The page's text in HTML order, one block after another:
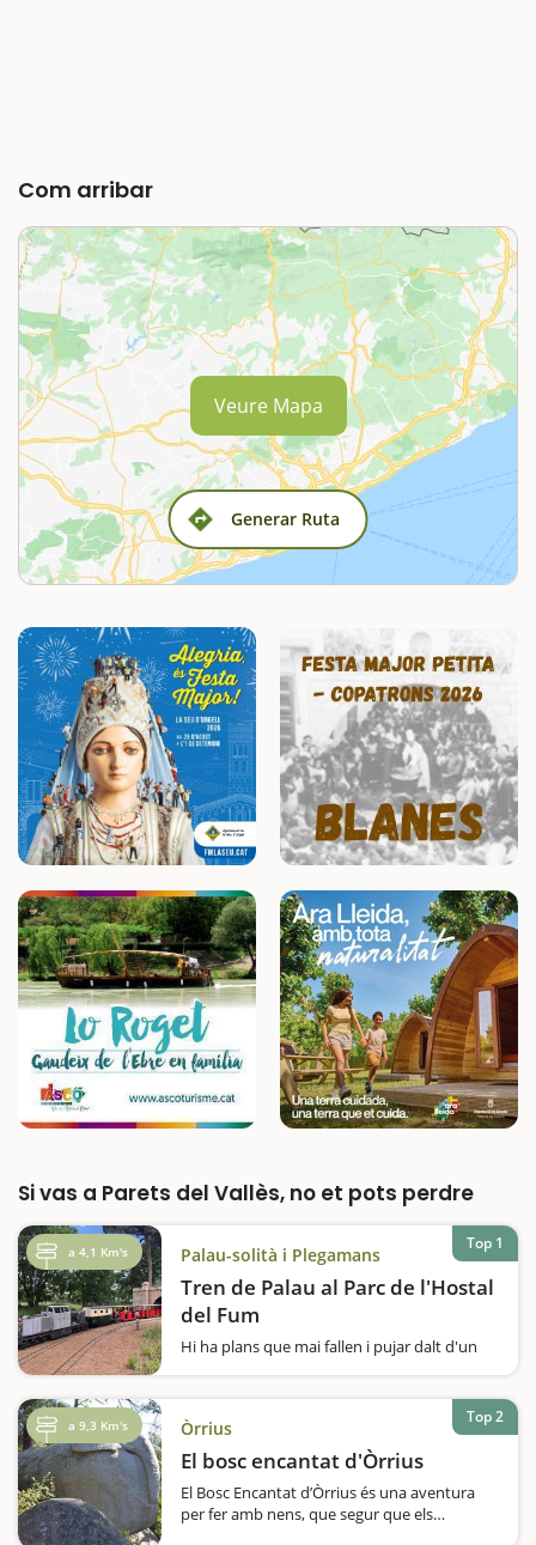
Com arribar
Generar Ruta
Veure Mapa
Si vas a Parets del Vallès, no et pots perdre
a 4,1 Km's Palau-solità i Plegamans
Tren de Palau al Parc de l'Hostal
del Fum
Hi ha plans que mai fallen i pujar dalt d'un
Solità i Plegamans ha recreat de…
Top 1
a 9,3 Km's Òrrius
El bosc encantat d'Òrrius
El Bosc Encantat d’Òrrius és una aventura
per fer amb nens, que segur que els
Top 2